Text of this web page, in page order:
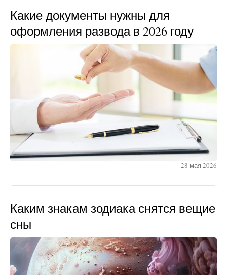
Какие документы нужны для
оформления развода в 2026 году
28 мая 2026
Каким знакам зодиака снятся вещие
сны